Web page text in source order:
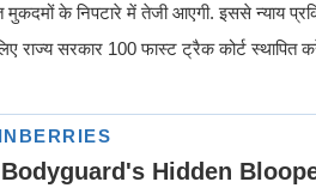
के निपटारे में तेजी आएगी. इससे न्याय
राज्य सरकार 100 फास्ट ट्रैक कोर्ट स्थापित